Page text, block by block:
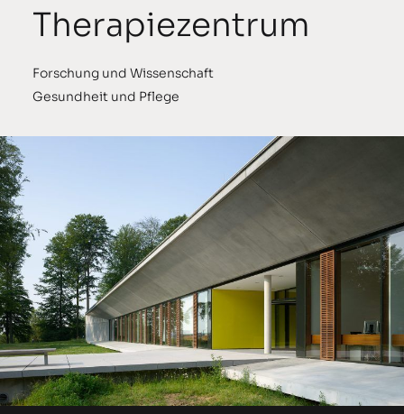
geplant
gebaut
Team
Partner
Therapiezentrum
Forschung und Wissenschaft
Gesundheit und Pflege